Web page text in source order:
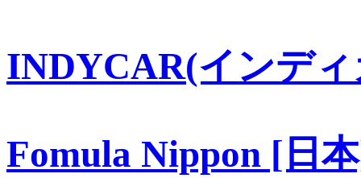
INDYCAR(インデ
Fomula Nippon [日